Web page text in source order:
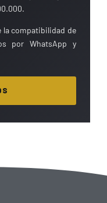
la compatibilidad de
por WhatsApp y